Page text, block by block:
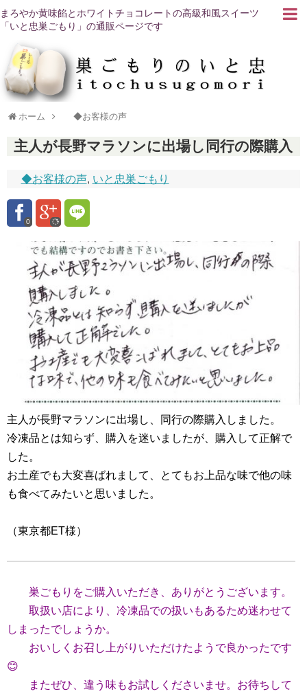
まろやか黄味餡とホワイトチョコレートの高級和風スイーツ
「いと忠巣ごもり」の通販ページです
ホーム ◆お客様の声
主人が長野マラソンに出場し同行の際購入
◆お客様の声, いと忠巣ごもり
0
主人が長野マラソンに出場し、同行の際購入しました。
冷凍品とは知らず、購入を迷いましたが、購入して正解で
した。
お土産でも大変喜ばれまして、とてもお上品な味で他の味
も食べてみたいと思いました。
（東京都ET様）
巣ごもりをご購入いただき、ありがとうございます。
取扱い店により、冷凍品での扱いもあるため迷わせて
しまったでしょうか。
おいしくお召し上がりいただけたようで良かったです
😊
またぜひ、違う味もお試しくださいませ。お待ちして